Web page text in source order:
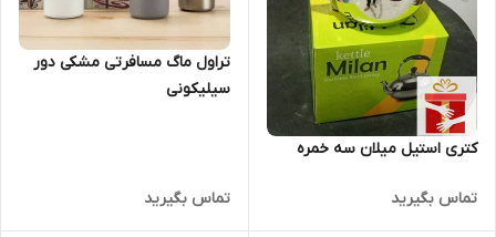
کتری استیل میلان سه خمره
تماس بگیرید
تراول ماگ مسافرتی مشکی دور
سیلیکونی
تماس بگیرید